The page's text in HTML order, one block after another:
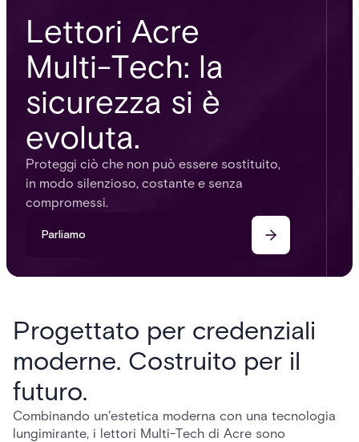
Lettori Acre
Multi-Tech: la
sicurezza si è
evoluta.
Proteggi ciò che non può essere sostituito,
in modo silenzioso, costante e senza
compromessi.
Parliamo
Progettato per credenziali
moderne. Costruito per il
futuro.
Combinando un'estetica moderna con una tecnologia
lungimirante, i lettori Multi-Tech di Acre sono